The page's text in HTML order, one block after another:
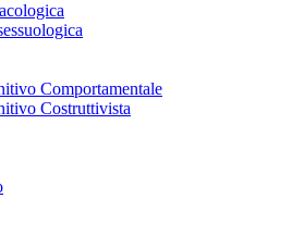
Comportamentale
Costruttivista